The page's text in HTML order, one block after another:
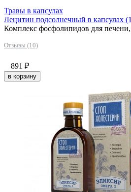
Травы в капсулах
Лецитин подсолнечный в капсулах
Комплекс фосфолипидов для печени,
Отзывы (10)
891 ₽
в корзину